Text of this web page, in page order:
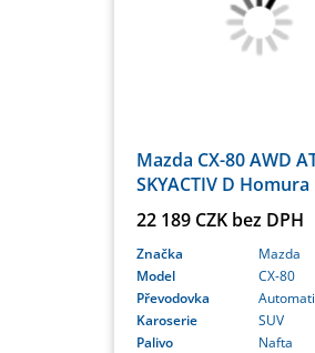
Mazda CX-80 AWD
SKYACTIV D Homura
22 189 CZK bez DPH
Značka
Mazda
Model
CX-80
Převodovka
Karoserie
SUV
Palivo
Nafta